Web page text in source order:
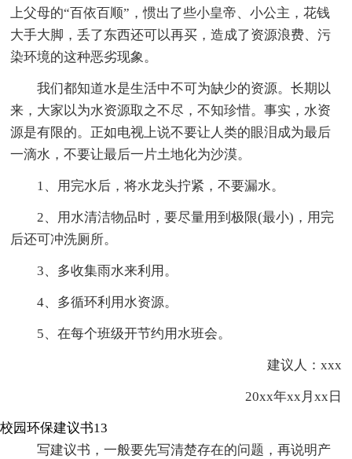
上父母的“百依百顺”，惯出了些小皇帝、小公主，花钱
大手大脚，丢了东西还可以再买，造成了资源浪费、污
染环境的这种恶劣现象。
我们都知道水是生活中不可为缺少的资源。长期以
来，大家以为水资源取之不尽，不知珍惜。事实，水资
源是有限的。正如电视上说不要让人类的眼泪成为最后
一滴水，不要让最后一片土地化为沙漠。
1、用完水后，将水龙头拧紧，不要漏水。
2、用水清洁物品时，要尽量用到极限(最小)，用完
后还可冲洗厕所。
3、多收集雨水来利用。
4、多循环利用水资源。
5、在每个班级开节约用水班会。
建议人：xxx
20xx年xx月xx日
校园环保建议书13
写建议书，一般要先写清楚存在的问题，再说明产